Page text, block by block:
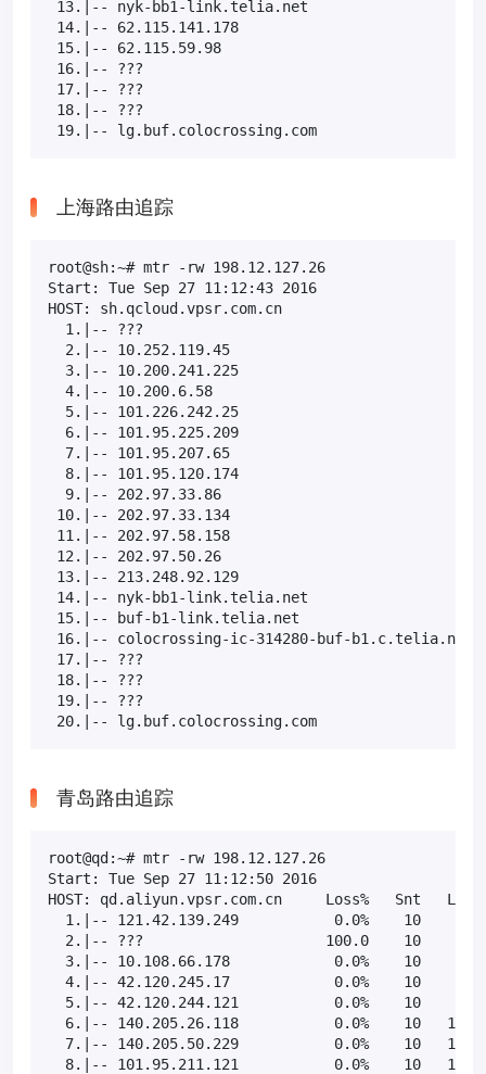
13.|-- nyk-bb1-link.telia.net
14.|-- 62.115.141.178
15.|-- 62.115.59.98
16.|-- ???
17.|-- ???
18.|-- ???
19.|-- lg.buf.colocrossing.com
上海路由追踪
root@sh:~# mtr -rw 198.12.127.26
Start: Tue Sep 27 11:12:43 2016
HOST: sh.qcloud.vpsr.com.cn
1.|-- ???
2.|-- 10.252.119.45
3.|-- 10.200.241.225
4.|-- 10.200.6.58
5.|-- 101.226.242.25
6.|-- 101.95.225.209
7.|-- 101.95.207.65
8.|-- 101.95.120.174
9.|-- 202.97.33.86
10.|-- 202.97.33.134
11.|-- 202.97.58.158
12.|-- 202.97.50.26
13.|-- 213.248.92.129
14.|-- nyk-bb1-link.telia.net
15.|-- buf-b1-link.telia.net
16.|-- colocrossing-ic-314280-buf-b1.c.telia.net
17.|-- ???
18.|-- ???
19.|-- ???
20.|-- lg.buf.colocrossing.com
青岛路由追踪
root@qd:~# mtr -rw 198.12.127.26
Start: Tue Sep 27 11:12:50 2016
HOST: qd.aliyun.vpsr.com.cn     Loss%   Snt
1.|-- 121.42.139.249           0.0%    10
2.|-- ???                     100.0    10
3.|-- 10.108.66.178            0.0%    10
4.|-- 42.120.245.17            0.0%    10
5.|-- 42.120.244.121           0.0%    10
6.|-- 140.205.26.118           0.0%    10
7.|-- 140.205.50.229           0.0%    10
8.|-- 101.95.211.121           0.0%    10